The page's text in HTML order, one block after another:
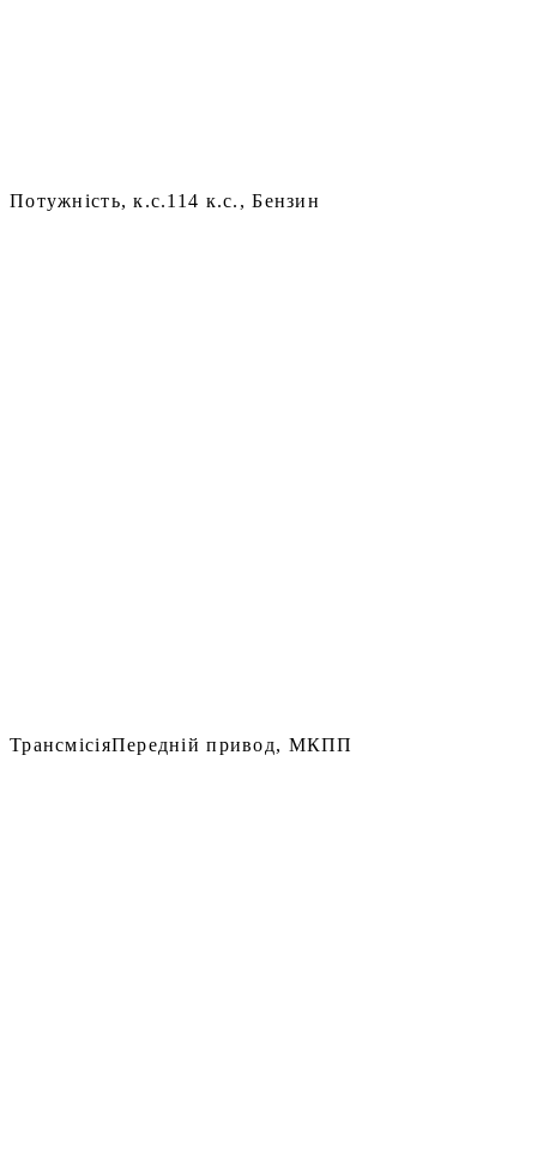
Потужність, к.с.114 к.с., Бензин
ТрансмісіяПередній привод, МКПП